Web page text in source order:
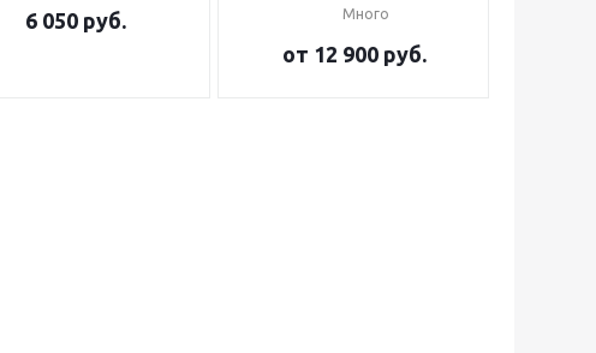
6 050руб. Много
от 12 900 руб.